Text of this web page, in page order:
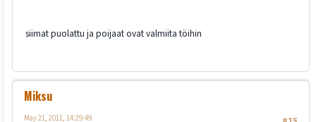
siimat puolattu ja poijaat ovat valmiita töihin
Miksu
May 21, 2011, 14:29:49